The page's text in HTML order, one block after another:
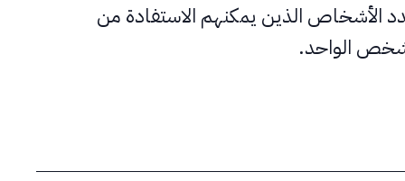
الأشخاص الذين يمكنهم الاستفادة من
الواحد.